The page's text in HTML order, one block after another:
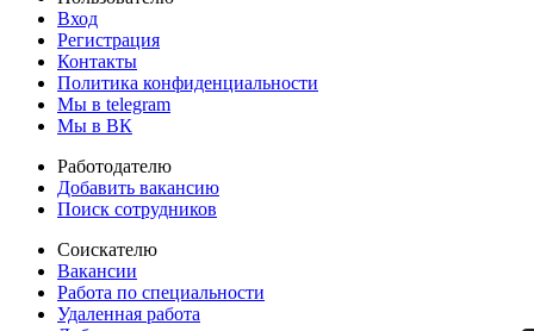
Вход
Регистрация
Контакты
Политика конфиденциальности
Мы в telegram
Мы в ВК
Работодателю
Добавить вакансию
Поиск сотрудников
Соискателю
Вакансии
Работа по специальности
Удаленная работа